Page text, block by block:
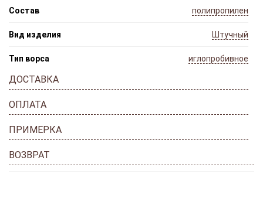
Состав полипропилен
Вид изделия Штучный
Тип ворса иглопробивное
ДОСТАВКА
ОПЛАТА
ПРИМЕРКА
ВОЗВРАТ